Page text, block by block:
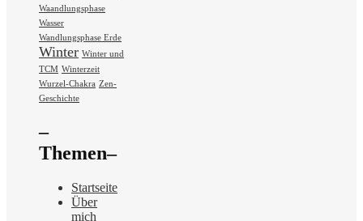
Waandlungsphase
Wasser
Wandlungsphase Erde
Winter Winter und
TCM Winterzeit
Wurzel-Chakra Zen-
Geschichte
–
Themen–
Startseite
Über
mich